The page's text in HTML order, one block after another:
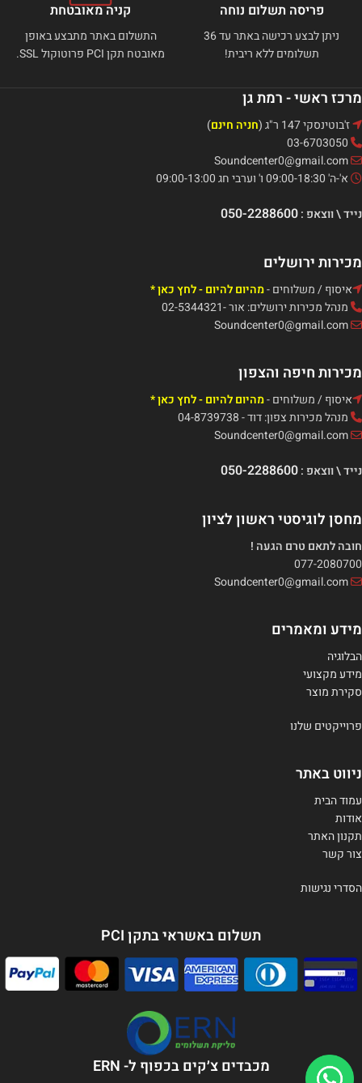
פריסה תשלום נוחה
ניתן לבצע רכישה באתר עד 36
תשלומים ללא ריבית!
קניה מאובטחת
התשלום באתר מתבצע באופן
מאובטח תקן PCI פרוטוקול SSL.
מרכז ראשי - רמת גן
ז'בוטינסקי 147 ר"ג ( חניה חינם)
א'-ה' 09:00-18:30 ו' וערבי חג 09:00-13:00
נייד \ ווצאפ :050-2288600
מכירות ירושלים
איסוף / משלוחים -מהיום להיום - לחץ כאן *
מנהל מכירות ירושלים: אור -02-5344321
מכירות חיפה והצפון
איסוף / משלוחים -מהיום להיום - לחץ כאן *
מנהל מכירות צפון: דוד - 04-8739738
נייד \ ווצאפ :050-2288600
מחסן לוגיסטי ראשון לציון
חובה לתאם טרם הגעה !
077-2080700
מידע ומאמרים
הבלוגיה
מידע מקצועי
סקירת מוצר
פרוייקטים שלנו
ניווט באתר
עמוד הבית
אודות
תקנון האתר
צור קשר
הסדרי נגישות
תשלום באשראי בתקן PCI
מכבדים צ׳קים בכפוף ל- ERN